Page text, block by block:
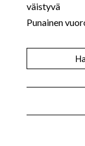
väistyvä
Punainen